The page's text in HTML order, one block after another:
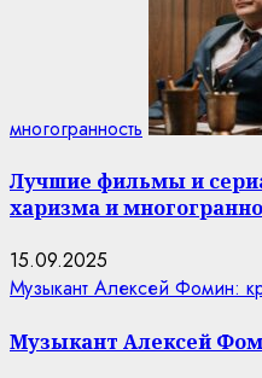
многогранность
Лучшие фильмы и
харизма и
15.09.2025
Музыкант Алексей Фомин:
Музыкант Алексей